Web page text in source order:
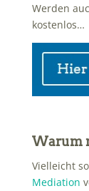
Werden
kostenlos…
Warum
Vielleicht
Mediation